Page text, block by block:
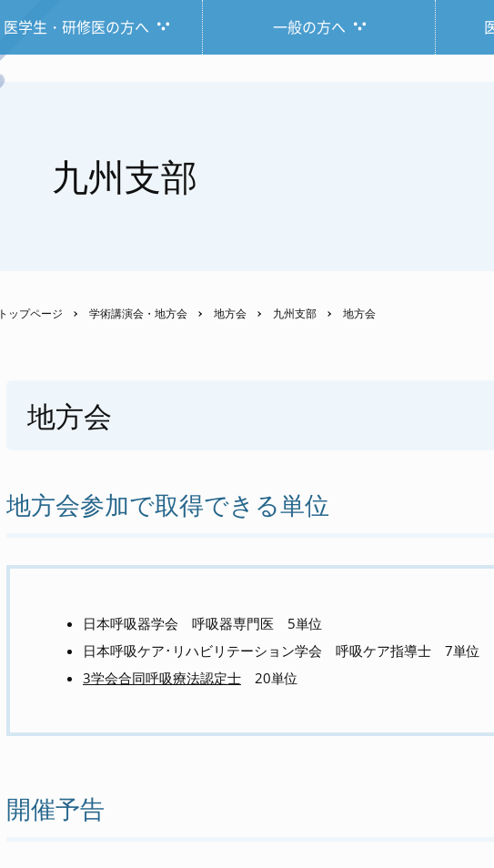
医学生・研修医の方へ 一般の方へ
九州支部
トップページ 学術講演会・地方会 地方会 九州支部 地方会
地方会
地方会参加で取得できる単位
日本呼吸器学会 呼吸器専門医 5単位
日本呼吸ケア･リハビリテーション学会 呼吸ケア指導士 7単位
3学会合同呼吸療法認定士 20単位
開催予告